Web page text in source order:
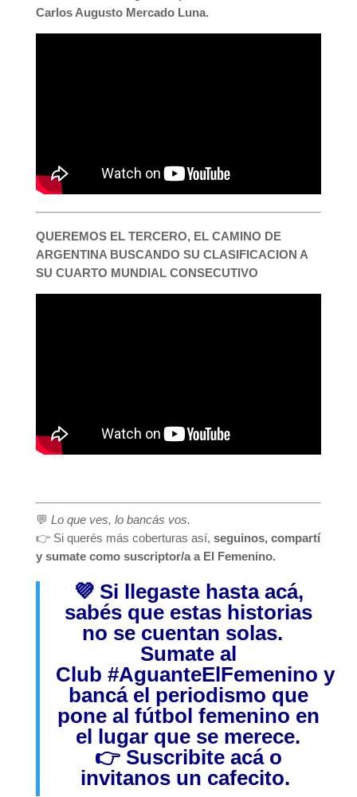
Carlos Augusto Mercado Luna.
QUEREMOS EL TERCERO, EL CAMINO DE
ARGENTINA BUSCANDO SU CLASIFICACION A
SU CUARTO MUNDIAL CONSECUTIVO
💬 Lo que ves, lo bancás vos.
👉 Si querés más coberturas así, seguinos, compartí
y sumate como suscriptor/a a El Femenino.
💜 Si llegaste hasta acá,
sabés que estas historias
no se cuentan solas.
Sumate al
Club #AguanteElFemenino y
bancá el periodismo que
pone al fútbol femenino en
el lugar que se merece.
👉 Suscribite acáo
invitanos un cafecito.